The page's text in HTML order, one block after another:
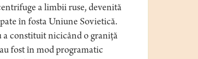
a limbii ruse, devenită
în fosta Uniune Sovietică.
a constituit nicicând o graniţă
fost în mod programatic